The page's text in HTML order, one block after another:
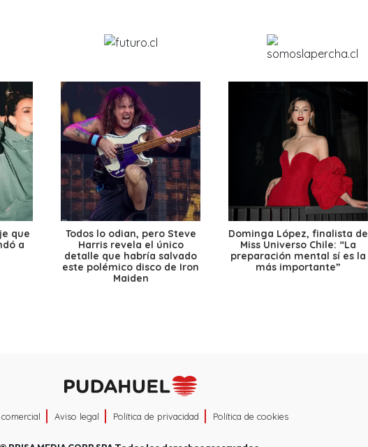
que
a
Todos lo odian, pero Steve
Harris revela el único
detalle que habría salvado
este polémico disco de Iron
Maiden
Dominga López, finalista de
Miss Universo Chile: “La
preparación mental sí es la
más importante”
Aviso legal Política de privacidad Política de cookies